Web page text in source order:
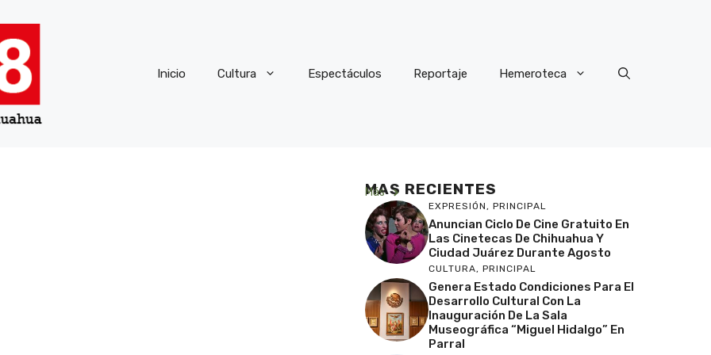
Inicio Cultura Espectáculos Reportaje Hemeroteca
MAS RECIENTES
Más
EXPRESIÓN, PRINCIPAL
Anuncian Ciclo De Cine Gratuito En
Las Cinetecas De Chihuahua Y
Ciudad Juárez Durante Agosto
CULTURA, PRINCIPAL
Genera Estado Condiciones Para El
Desarrollo Cultural Con La
Inauguración De La Sala
Museográfica “Miguel Hidalgo” En
Parral